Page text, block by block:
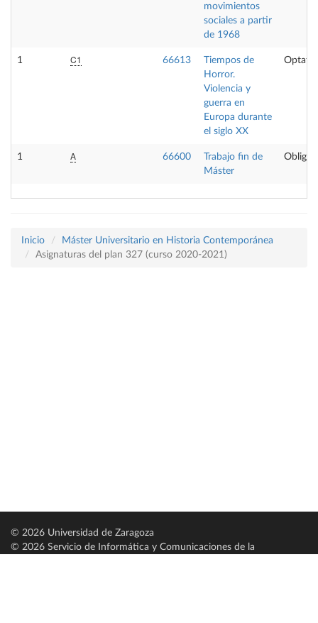
movimientos
sociales a partir
de 1968
1 C1 66613
Tiempos de
Horror.
Violencia y
guerra en
Europa durante
el siglo XX
1 A 66600
Trabajo fin de
Máster
Inicio
Máster Universitario en Historia Contemporánea
Asignaturas del plan 327 (curso 2020-2021)
© 2026 Universidad de Zaragoza
© 2026 Servicio de Informática y Comunicaciones de la